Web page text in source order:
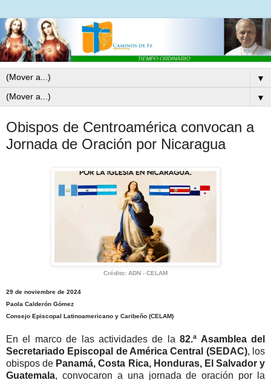
▼
▼
Obispos de Centroamérica convocan a
Jornada de Oración por Nicaragua
Crédito: ADN - CELAM
29 de noviembre de 2024
Paola Calderón Gómez
Consejo Episcopal Latinoamericano y Caribeño (CELAM)
En el marco de las actividades de la82.ª Asamblea del
Secretariado Episcopal de América Central (SEDAC), los
obispos de Panamá, Costa Rica, Honduras, El Salvador y
Guatemala, convocaron a una jornada de oración por la